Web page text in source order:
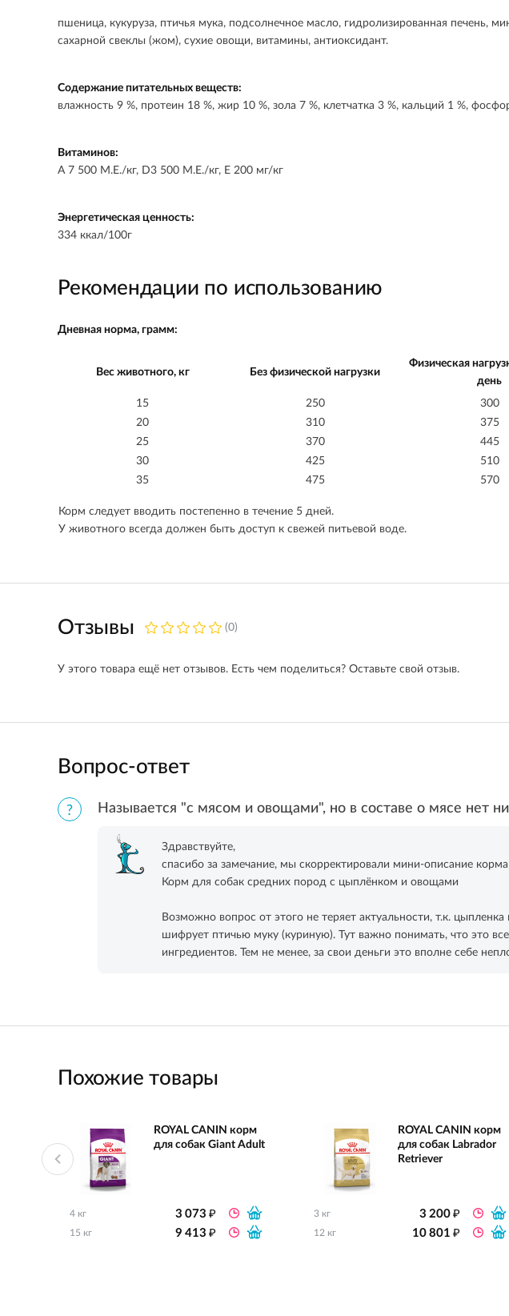
пшеница, кукуруза, птичья мука, подсолнечное масло, гидролизированная печень,
сахарной свеклы (жом), сухие овощи, витамины, антиоксидант.
Содержание питательных веществ:
влажность 9 %, протеин 18 %, жир 10 %, зола 7 %, клетчатка 3 %, кальций 1 %,
Витаминов:
A 7 500 М.Е./кг, D3 500 М.Е./кг, Е 200 мг/кг
Энергетическая ценность:
334 ккал/100г
Рекомендации по использованию
Дневная норма, грамм:
Вес животного, кг Без физической нагрузки
Физическая
день
15
250 300
20
310 375
25
370 445
30
425 510
35
475 570
Корм следует вводить постепенно в течение 5 дней.
У животного всегда должен быть доступ к свежей питьевой воде.
Отзывы (0)
У этого товара ещё нет отзывов. Есть чем поделиться? Оставьте свой отзыв.
Вопрос-ответ
Называется "с мясом и овощами", но в составе о мясе нет
Здравствуйте,
спасибо за замечание, мы скорректировали мини-описание
Корм для собак средних пород с цыплёнком и овощами
Возможно вопрос от этого не теряет актуальности, т.к.
шифрует птичью муку (куриную). Тут важно понимать, что это
ингредиентов. Тем не менее, за свои деньги это вполне себе
Похожие товары
ROYAL CANIN корм
для собак Giant Adult
4 кг 3 073₽
15 кг 9 413₽
ROYAL CANIN корм
для собак Labrador
Retriever
3 кг 3 200₽
12 кг 10 801₽